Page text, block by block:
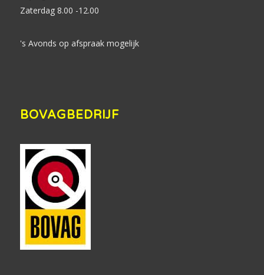
Zaterdag 8.00 -12.00
's Avonds op afspraak mogelijk
BOVAGBEDRIJF